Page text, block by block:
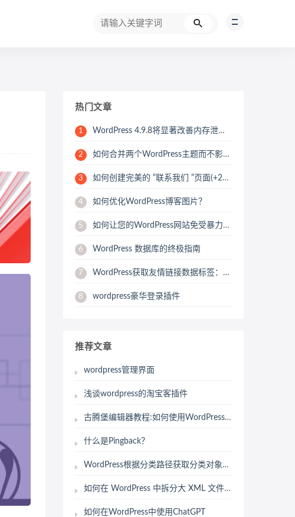
热门文章
1 WordPress 4.9.8将显著改善内存泄漏问题
2 如何合并两个WordPress主题而不影响SEO
3 如何创建完美的 “联系我们 “页面(+25个例子)
4 如何优化WordPress博客图片？
5 如何让您的WordPress网站免受暴力攻击
6 WordPress 数据库的终极指南
7 WordPress获取友情链接数据标签：get_bookmarks
8 wordpress豪华登录插件
推荐文章
wordpress管理界面
浅谈wordpress的淘宝客插件
古腾堡编辑器教程:如何使用WordPress文件块
什么是Pingback？
WordPress根据分类路径获取分类对象函数：get_category_by_path
如何在 WordPress 中拆分大 XML 文件（免费工具）
如何在WordPress中使用ChatGPT